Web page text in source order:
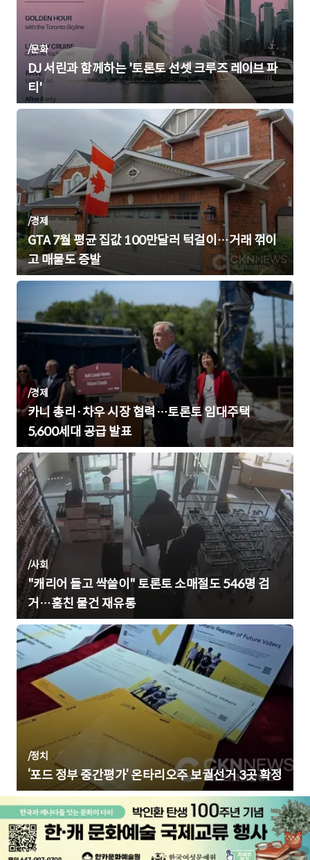
/문화
DJ 서린과 함께하는 '토론토 선셋 크루즈 레이브 파
티'
/경제
GTA 7월 평균 집값 100만달러 턱걸이…거래 꺾이
고 매물도 증발
/경제
카니 총리·차우 시장 협력…토론토 임대주택
5,600세대 공급 발표
/사회
"캐리어 들고 싹쓸이" 토론토 소매절도 546명 검
거…훔친 물건 재유통
/정치
‘포드 정부 중간평가’ 온타리오주 보궐선거 3곳 확정